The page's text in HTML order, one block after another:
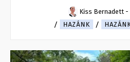
Kiss Bernadett -
HAZÁNK